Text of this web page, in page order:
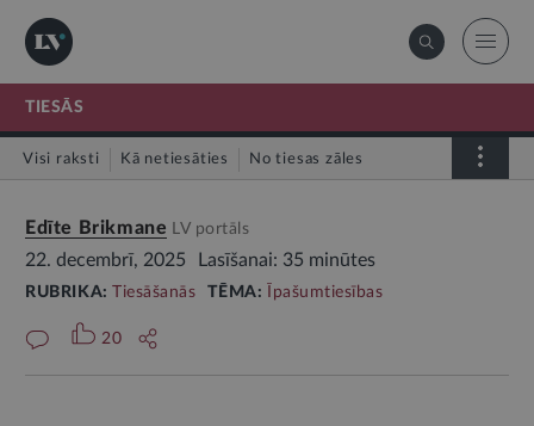
TIESĀS
Visi raksti Kā netiesāties No tiesas zāles
Edīte Brikmane LV portāls
22. decembrī, 2025 Lasīšanai: 35 minūtes
RUBRIKA: Tiesāšanās TĒMA: Īpašumtiesības
20